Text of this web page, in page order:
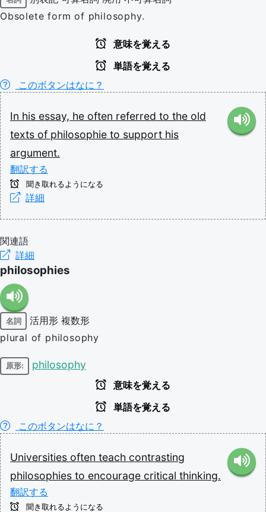
Obsolete form of philosophy.
意味を覚える
単語を覚える
このボタンはなに？
In his essay, he often referred to the old
texts of philosophie to support his
argument.
翻訳する
聞き取れるようになる
詳細
関連語
詳細
philosophies
名詞 活用形 複数形
plural of philosophy
原形: philosophy
意味を覚える
単語を覚える
このボタンはなに？
Universities often teach contrasting
philosophies to encourage critical thinking.
翻訳する
聞き取れるようになる